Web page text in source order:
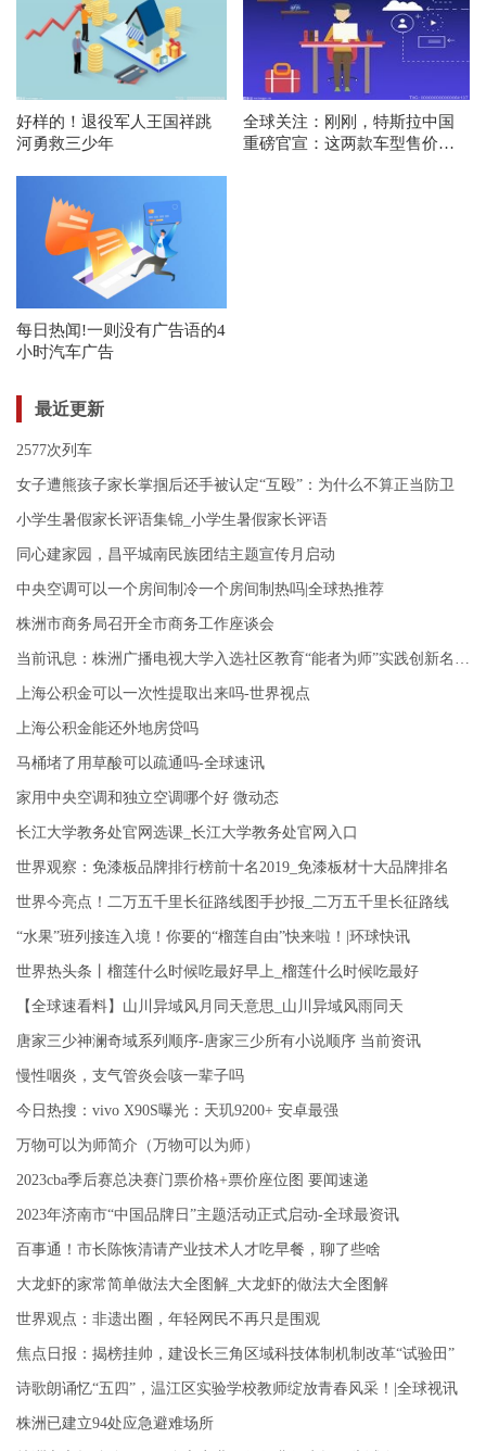
好样的！退役军人王国祥跳
河勇救三少年
全球关注：刚刚，特斯拉中国
重磅官宣：这两款车型售价上
每日热闻!一则没有广告语的4
小时汽车广告
最近更新
2577次列车
女子遭熊孩子家长掌掴后还手被认定“互殴”：为什么不算正当防卫
小学生暑假家长评语集锦_小学生暑假家长评语
同心建家园，昌平城南民族团结主题宣传月启动
中央空调可以一个房间制冷一个房间制热吗|全球热推荐
株洲市商务局召开全市商务工作座谈会
上海公积金可以一次性提取出来吗-世界视点
上海公积金能还外地房贷吗
马桶堵了用草酸可以疏通吗-全球速讯
家用中央空调和独立空调哪个好 微动态
长江大学教务处官网选课_长江大学教务处官网入口
世界观察：免漆板品牌排行榜前十名2019_免漆板材十大品牌排名
世界今亮点！二万五千里长征路线图手抄报_二万五千里长征路线
“水果”班列接连入境！你要的“榴莲自由”快来啦！|环球快讯
世界热头条丨榴莲什么时候吃最好早上_榴莲什么时候吃最好
【全球速看料】山川异域风月同天意思_山川异域风雨同天
唐家三少神澜奇域系列顺序-唐家三少所有小说顺序 当前资讯
慢性咽炎，支气管炎会咳一辈子吗
今日热搜：vivo X90S曝光：天玑9200+ 安卓最强
万物可以为师简介（万物可以为师）
2023cba季后赛总决赛门票价格+票价座位图 要闻速递
2023年济南市“中国品牌日”主题活动正式启动-全球最资讯
百事通！市长陈恢清请产业技术人才吃早餐，聊了些啥
大龙虾的家常简单做法大全图解_大龙虾的做法大全图解
世界观点：非遗出圈，年轻网民不再只是围观
焦点日报：揭榜挂帅，建设长三角区域科技体制机制改革“试验田”
诗歌朗诵忆“五四”，温江区实验学校教师绽放青春风采！|全球视讯
株洲已建立94处应急避难场所